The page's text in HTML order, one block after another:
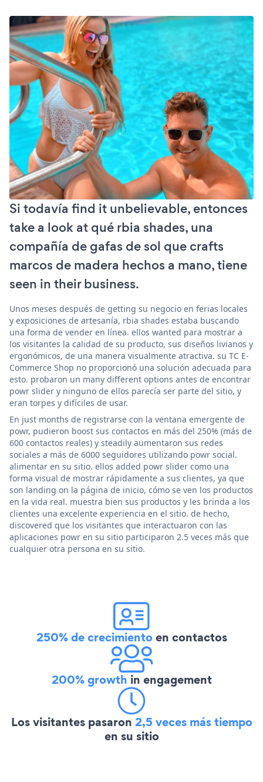
Si todavía find it unbelievable, entonces
take a look at qué rbia shades, una
compañía de gafas de sol que crafts
marcos de madera hechos a mano, tiene
seen in their business.
Unos meses después de getting su negocio en ferias locales
y exposiciones de artesanía, rbia shades estaba buscando
una forma de vender en línea. ellos wanted para mostrar a
los visitantes la calidad de su producto, sus diseños livianos y
ergonómicos, de una manera visualmente atractiva. su TC E-
Commerce Shop no proporcionó una solución adecuada para
esto. probaron un many different options antes de encontrar
powr slider y ninguno de ellos parecía ser parte del sitio, y
eran torpes y difíciles de usar.
En just months de registrarse con la ventana emergente de
powr, pudieron boost sus contactos en más del 250% (más de
600 contactos reales) y steadily aumentaron sus redes
sociales a más de 6000 seguidores utilizando powr social.
alimentar en su sitio. ellos added powr slider como una
forma visual de mostrar rápidamente a sus clientes, ya que
son landing on la página de inicio, cómo se ven los productos
en la vida real. muestra bien sus productos y les brinda a los
clientes una excelente experiencia en el sitio. de hecho,
discovered que los visitantes que interactuaron con las
aplicaciones powr en su sitio participaron 2.5 veces más que
cualquier otra persona en su sitio.
250% de crecimientoen contactos
200% growth in engagement
Los visitantes pasaron 2,5 veces más tiempo
en su sitio